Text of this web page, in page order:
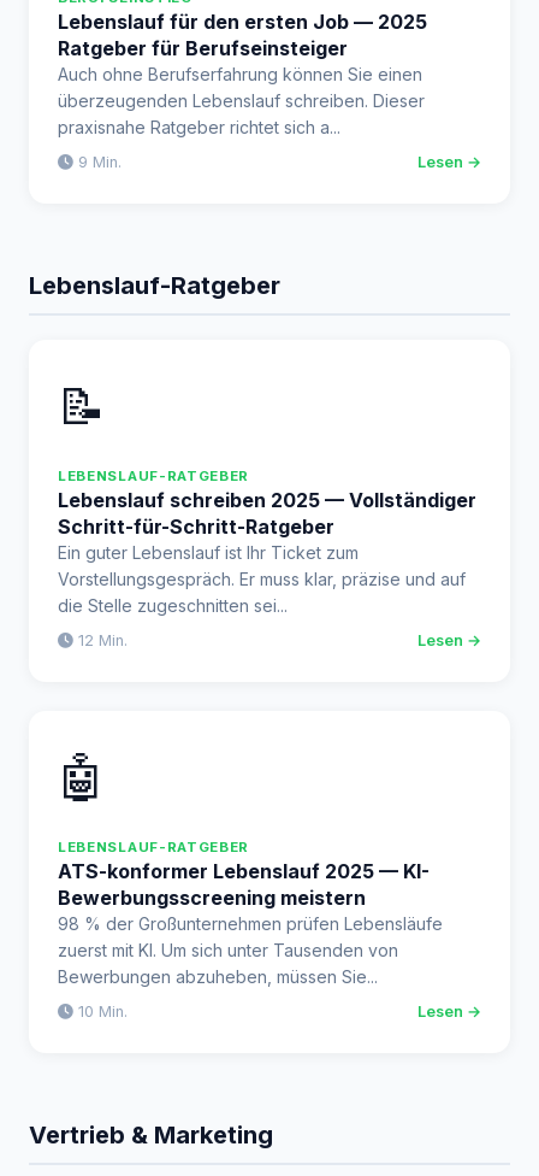
Lebenslauf für den ersten Job — 2025
Ratgeber für Berufseinsteiger
Auch ohne Berufserfahrung können Sie einen
überzeugenden Lebenslauf schreiben. Dieser
praxisnahe Ratgeber richtet sich a...
9 Min. Lesen →
Lebenslauf-Ratgeber
📝
LEBENSLAUF-RATGEBER
Lebenslauf schreiben 2025 — Vollständiger
Schritt-für-Schritt-Ratgeber
Ein guter Lebenslauf ist Ihr Ticket zum
Vorstellungsgespräch. Er muss klar, präzise und auf
die Stelle zugeschnitten sei...
12 Min. Lesen →
🤖
LEBENSLAUF-RATGEBER
ATS-konformer Lebenslauf 2025 — KI-
Bewerbungsscreening meistern
98 % der Großunternehmen prüfen Lebensläufe
zuerst mit KI. Um sich unter Tausenden von
Bewerbungen abzuheben, müssen Sie...
10 Min. Lesen →
Vertrieb & Marketing